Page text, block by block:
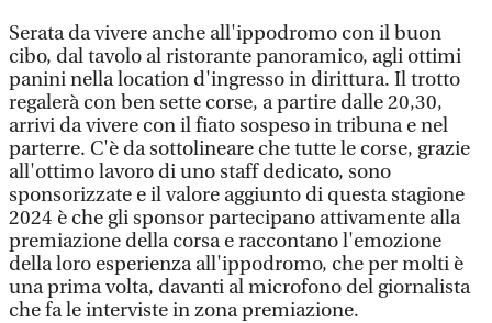
Serata da vivere anche all'ippodromo con il buon
cibo, dal tavolo al ristorante panoramico, agli ottimi
panini nella location d'ingresso in dirittura. Il trotto
regalerà con ben sette corse, a partire dalle 20,30,
arrivi da vivere con il fiato sospeso in tribuna e nel
parterre. C'è da sottolineare che tutte le corse, grazie
all'ottimo lavoro di uno staff dedicato, sono
sponsorizzate e il valore aggiunto di questa stagione
2024 è che gli sponsor partecipano attivamente alla
premiazione della corsa e raccontano l'emozione
della loro esperienza all'ippodromo, che per molti è
una prima volta, davanti al microfono del giornalista
che fa le interviste in zona premiazione.